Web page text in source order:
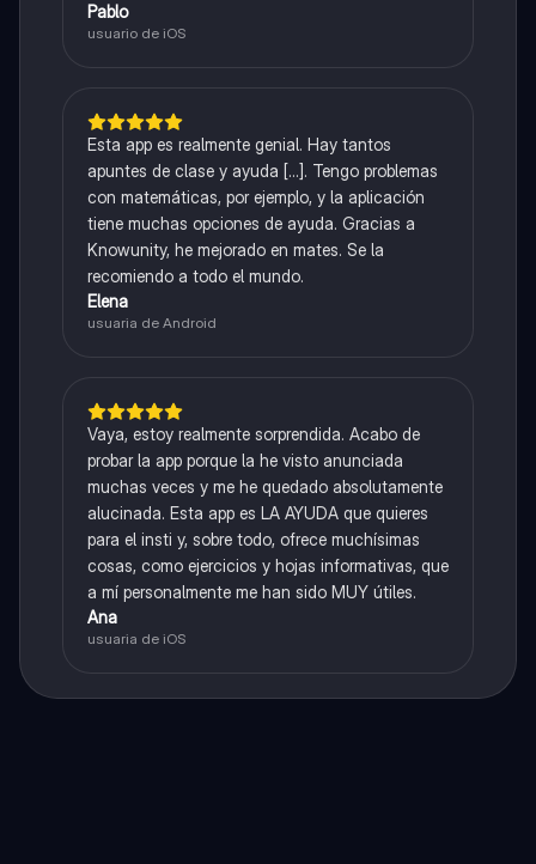
Pablo
usuario de iOS
Esta app es realmente genial. Hay tantos
apuntes de clase y ayuda [...]. Tengo problemas
con matemáticas, por ejemplo, y la aplicación
tiene muchas opciones de ayuda. Gracias a
Knowunity, he mejorado en mates. Se la
recomiendo a todo el mundo.
Elena
usuaria de Android
Vaya, estoy realmente sorprendida. Acabo de
probar la app porque la he visto anunciada
muchas veces y me he quedado absolutamente
alucinada. Esta app es LA AYUDA que quieres
para el insti y, sobre todo, ofrece muchísimas
cosas, como ejercicios y hojas informativas, que
a mí personalmente me han sido MUY útiles.
Ana
usuaria de iOS